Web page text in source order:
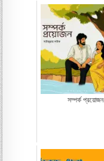
সম্পর্ক প্রয়োজন